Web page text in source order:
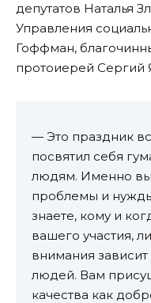
депутатов Наталья
Управления
Гоффман,
протоиерей Сергий
— Это праздник
посвятил себя
людям. Именно
проблемы и
знаете, кому и
вашего участия,
внимания
людей. Вам
качества как